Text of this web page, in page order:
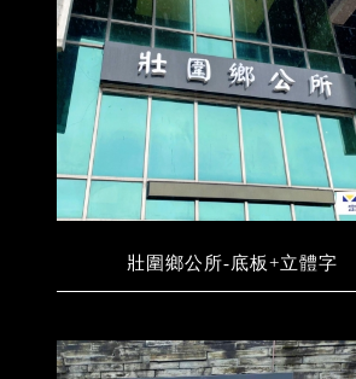
壯圍鄉公所-底板+立體字